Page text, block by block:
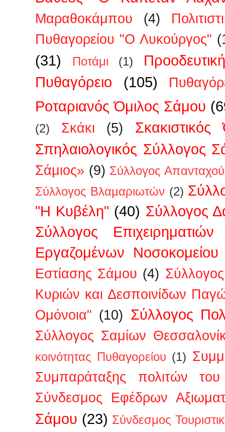
Μαραθοκάμπου (4)
Πυθαγορείου "Ο Λυκούργος"
(31) Ποτάμι (1)
Πυθαγόρειο
(105)
Ροταριανός Όμιλος Σάμου
(2) Σκάκι (5)
Σπηλαιολογικός Σύλλογος
Σάμιος» (9) Σύλλογος
Σύλλογος Βλαμαριωτών (2)
"Η Κυβέλη" (40) Σύλλογος
Σύλλογος
Εργαζομένων
Εστίασης Σάμου (4)
Κυριών και Δεσποινίδων
Ομόνοια" (10) Σύλλογος
Σύλλογος Σαμίων
κοινότητας Πυθαγορείου (1)
Συμπαράταξης πολιτών του
Σύνδεσμος Εφέδρων
Σάμου (23) Σύνδεσμος